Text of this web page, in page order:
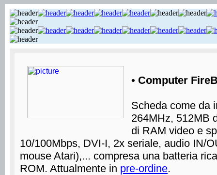
• Computer
Scheda come da
264MHz, 512MB
di RAM video e
10/100Mbps, DVI-I, 2x seriale, audio IN/
mouse Atari),... compresa una batteria
ROM. Attualmente in pre-ordine.